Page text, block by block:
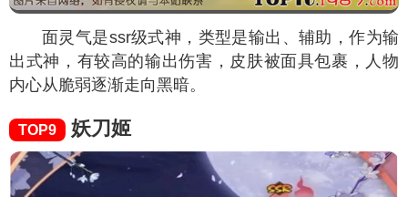
面灵气是ssr级式神，类型是输出、辅助，作为输
出式神，有较高的输出伤害，皮肤被面具包裹，人物
内心从脆弱逐渐走向黑暗。
TOP9 妖刀姬